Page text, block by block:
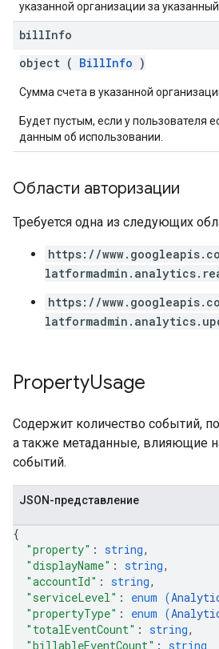
указанной организации за
billInfo
object ( BillInfo )
Сумма счета в указанной
Будет пустым, если у пользователя
данным об использовании.
Области авторизации
Требуется одна из следующих
https://
https://
PropertyUsage
Содержит количество событий,
а также метаданные, влияющие
событий.
JSON-представление
{
"property" : string,
"displayName" : string,
"accountId" : string,
"serviceLevel" : enum (
"propertyType" : enum (
"totalEventCount" : string,
"billableEventCount" : string